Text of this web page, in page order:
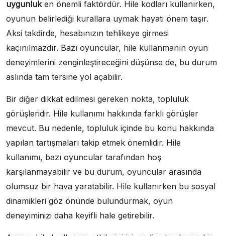
uygunluken önemli faktördür. Hile kodları kullanırken,
oyunun belirlediği kurallara uymak hayati önem taşır.
Aksi takdirde, hesabınızın tehlikeye girmesi
kaçınılmazdır. Bazı oyuncular, hile kullanmanın oyun
deneyimlerini zenginleştireceğini düşünse de, bu durum
aslında tam tersine yol açabilir.
Bir diğer dikkat edilmesi gereken nokta, topluluk
görüşleridir. Hile kullanımı hakkında farklı görüşler
mevcut. Bu nedenle, topluluk içinde bu konu hakkında
yapılan tartışmaları takip etmek önemlidir. Hile
kullanımı, bazı oyuncular tarafından hoş
karşılanmayabilir ve bu durum, oyuncular arasında
olumsuz bir hava yaratabilir. Hile kullanırken bu sosyal
dinamikleri göz önünde bulundurmak, oyun
deneyiminizi daha keyifli hale getirebilir.